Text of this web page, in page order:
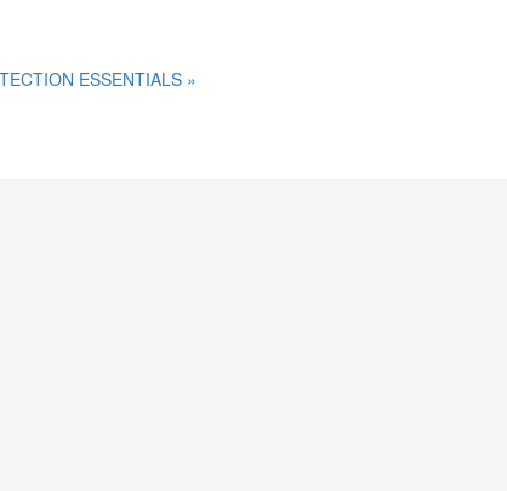
ESSENTIALS »